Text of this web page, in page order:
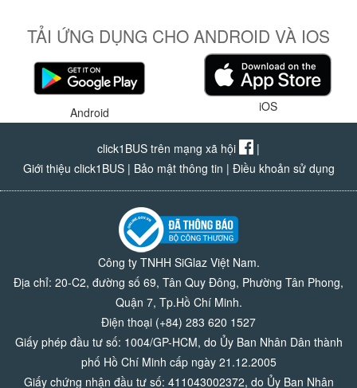
TẢI ỨNG DỤNG CHO ANDROID VÀ IOS
Android iOS
click1BUS trên mạng xã hội
|
Giới thiệu click1BUS| Bảo mật thông tin | Điều khoản sử dụng
Công ty TNHH SiGlaz Việt Nam.
Địa chỉ: 20-C2, đường số 69, Tân Quy Đông, Phường Tân Phong,
Quận 7, Tp.Hồ Chí Minh.
Điện thoại (+84) 283 620 1527
Giấy phép đầu tư số: 1004/GP-HCM, do Ủy Ban Nhân Dân thành
phố Hồ Chí Minh cấp ngày 21.12.2005
Giấy chứng nhận đầu tư số: 411043002372, do Ủy Ban Nhân